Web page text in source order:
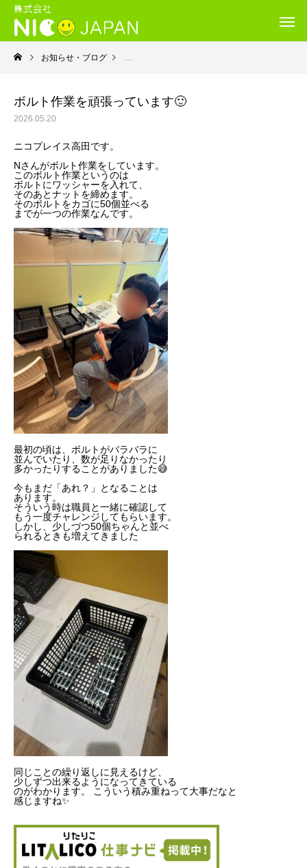
お知らせ・ブログ 就労継続支援Ｂ型・ニコプレイス
ボルト作業を頑張っています🙂
2026.05.20
ニコプレイス高田です。
Nさんがボルト作業をしています。
このボルト作業というのは
ボルトにワッシャーを入れて、
そのあとナットを締めます。
そのボルトをカゴに50個並べる
までが一つの作業なんです。
最初の頃は、ボルトがバラバラに
並んでいたり、数が足りなかったり
多かったりすることがありました😅
今もまだ「あれ？」となることは
あります。
そういう時は職員と一緒に確認して
もう一度チャレンジしてもらいます。
しかし、少しづつ50個ちゃんと並べ
られるときも増えてきました
同じことの繰り返しに見えるけど、
少しずつ出来るようになってきている
のがわかります。 こういう積み重ねって大事だなと
感じますね✨